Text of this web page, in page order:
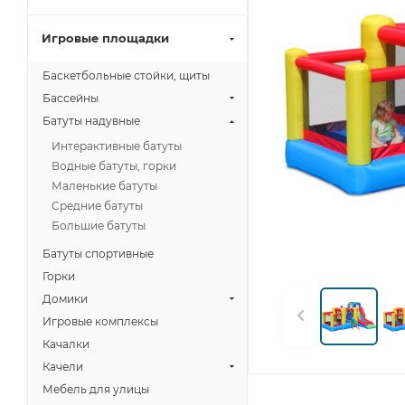
Игровые площадки
Баскетбольные стойки, щиты
Бассейны
Батуты надувные
Интерактивные батуты
Водные батуты, горки
Маленькие батуты
Средние батуты
Большие батуты
Батуты спортивные
Горки
Домики
Игровые комплексы
Качалки
Качели
Мебель для улицы